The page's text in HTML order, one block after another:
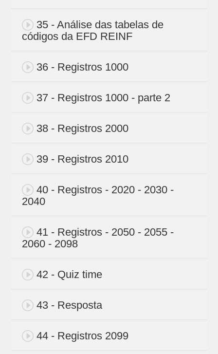
35 - Análise das tabelas de
códigos da EFD REINF
36 - Registros 1000
37 - Registros 1000 - parte 2
38 - Registros 2000
39 - Registros 2010
40 - Registros - 2020 - 2030 -
2040
41 - Registros - 2050 - 2055 -
2060 - 2098
42 - Quiz time
43 - Resposta
44 - Registros 2099